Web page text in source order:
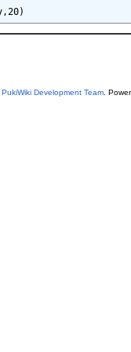
PukiWiki Development Team.